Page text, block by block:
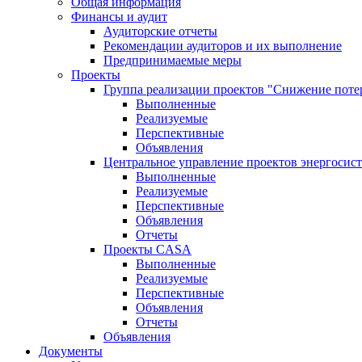
Финансы и аудит
Аудиторские отчеты
Рекомендации аудиторов и их выполнение
Предпринимаемые меры
Проекты
Группа реализации проектов "Снижение
Выполненные
Реализуемые
Перспективные
Объявления
Центральное управление проектов
Выполненные
Реализуемые
Перспективные
Объявления
Отчеты
Проекты CASA
Выполненные
Реализуемые
Перспективные
Объявления
Отчеты
Объявления
Документы